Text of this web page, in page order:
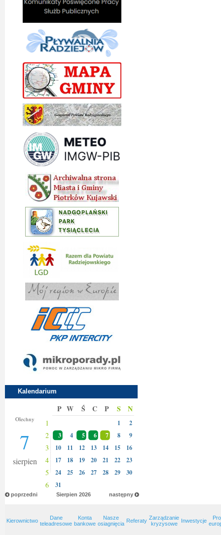
Kalendarium
Olechny
7
sierpien
P W Ś C P S N
1 1 2
2 3 4 5 6 7 8 9
3 10 11 12 13 14 15 16
4 17 18 19 20 21 22 23
5 24 25 26 27 28 29 30
6 31
poprzedni następny
Sierpien 2026
Kierownictwo
Dane
teleadresowe
Konta
bankowe
Nasze
osiagnięcia Referaty Zarządzanie
kryzysowe
Inwestycje